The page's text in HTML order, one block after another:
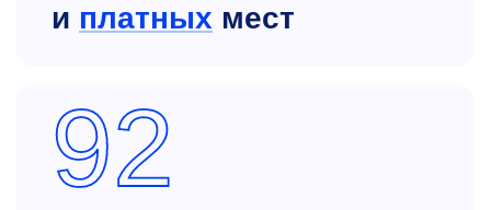
и платных мест
92